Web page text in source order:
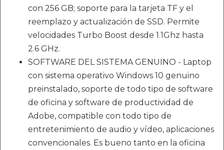
con 256 GB; soporte para la tarjeta TF y el
reemplazo y actualización de SSD. Permite
velocidades Turbo Boost desde 1.1Ghz hasta
2.6 GHz.
SOFTWARE DEL SISTEMA GENUINO - Laptop
con sistema operativo Windows 10 genuino
preinstalado, soporte de todo tipo de software
de oficina y software de productividad de
Adobe, compatible con todo tipo de
entretenimiento de audio y vídeo, aplicaciones
convencionales. Es bueno tanto en la oficina